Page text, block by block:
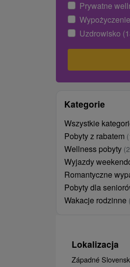
Prywatne
Uzdrowisko
Kategorie
Wszystkie
Pobyty z rabatem
Wellness pobyty
Wyjazdy
Romantyczne
Pobyty dla
Wakacje rodzinne
Lokalizacja
Západné